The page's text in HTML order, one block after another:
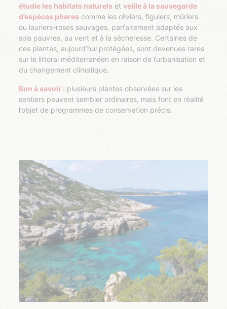
étudie les habitats naturels etveille à la sauvegarde
d’espèces phares comme les oliviers, figuiers, mûriers
ou lauriers-roses sauvages, parfaitement adaptés aux
sols pauvres, au vent et à la sécheresse. Certaines de
ces plantes, aujourd’hui protégées, sont devenues rares
sur le littoral méditerranéen en raison de l’urbanisation et
du changement climatique.
Bon à savoir : plusieurs plantes observées sur les
sentiers peuvent sembler ordinaires, mais font en réalité
l’objet de programmes de conservation précis.